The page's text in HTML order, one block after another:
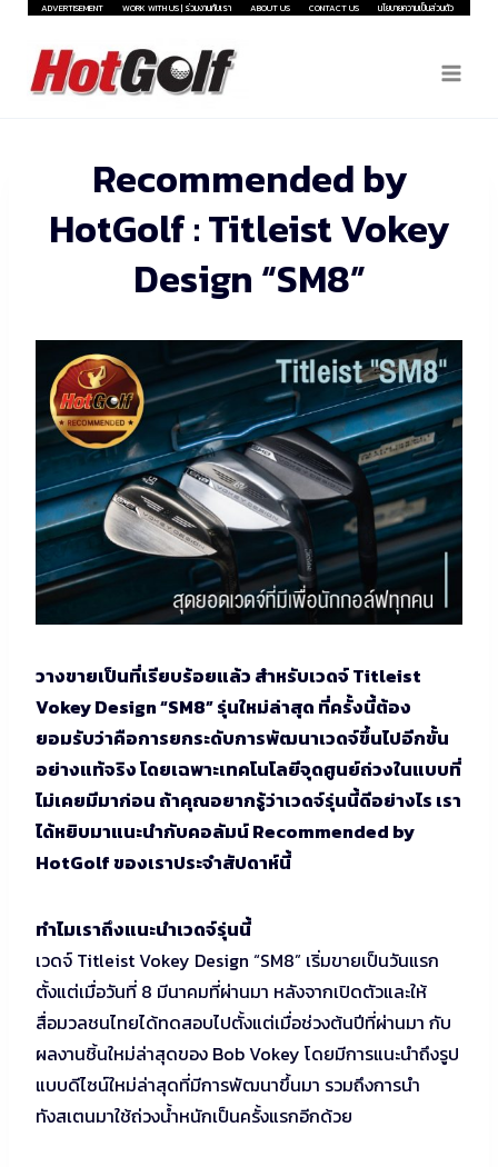
Skip
content
ADVERTISEMENT WORK WITH US | ร่วมงานกับเรา ABOUT US CONTACT US นโยบายความเป็นส่วนตัว
Recommended by
HotGolf : Titleist Vokey
Design “SM8”
วางขายเป็นที่เรียบร้อยแล้ว สำหรับเวดจ์ Titleist
Vokey Design “SM8” รุ่นใหม่ล่าสุด ที่ครั้งนี้ต้อง
ยอมรับว่าคือการยกระดับการพัฒนาเวดจ์ขึ้นไปอีกขั้น
อย่างแท้จริง โดยเฉพาะเทคโนโลยีจุดศูนย์ถ่วงในแบบที่
ไม่เคยมีมาก่อน ถ้าคุณอยากรู้ว่าเวดจ์รุ่นนี้ดีอย่างไร เรา
ได้หยิบมาแนะนำกับคอลัมน์ Recommended by
HotGolf ของเราประจำสัปดาห์นี้
ทำไมเราถึงแนะนำเวดจ์รุ่นนี้
เวดจ์ Titleist Vokey Design “SM8” เริ่มขายเป็นวันแรก
ตั้งแต่เมื่อวันที่ 8 มีนาคมที่ผ่านมา หลังจากเปิดตัวและให้
สื่อมวลชนไทยได้ทดสอบไปตั้งแต่เมื่อช่วงต้นปีที่ผ่านมา กับ
ผลงานชิ้นใหม่ล่าสุดของ Bob Vokey โดยมีการแนะนำถึงรูป
แบบดีไซน์ใหม่ล่าสุดที่มีการพัฒนาขึ้นมา รวมถึงการนำ
ทังสเตนมาใช้ถ่วงน้ำหนักเป็นครั้งแรกอีกด้วย